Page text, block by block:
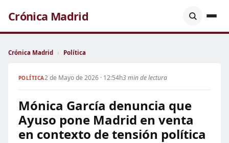
Crónica Madrid
Crónica Madrid › Política
POLÍTICA2 de Mayo de 2026 · 12:54h3 min de lectura
Mónica García denuncia que
Ayuso pone Madrid en venta
en contexto de tensión política